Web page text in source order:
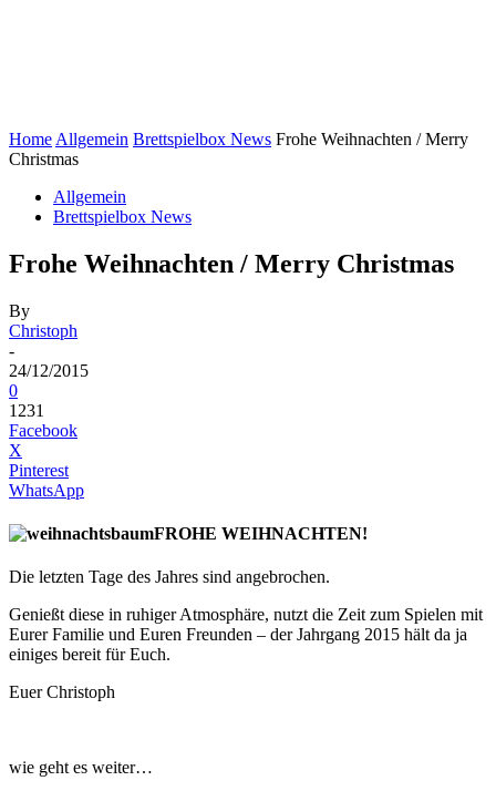
Home Allgemein Brettspielbox News Frohe Weihnachten / Merry
Christmas
Allgemein
Brettspielbox News
Frohe Weihnachten / Merry Christmas
By
Christoph
-
24/12/2015
0
1231
Facebook
X
Pinterest
WhatsApp
FROHE WEIHNACHTEN!
Die letzten Tage des Jahres sind angebrochen.
Genießt diese in ruhiger Atmosphäre, nutzt die Zeit zum Spielen mit
Eurer Familie und Euren Freunden – der Jahrgang 2015 hält da ja
einiges bereit für Euch.
Euer Christoph
wie geht es weiter…